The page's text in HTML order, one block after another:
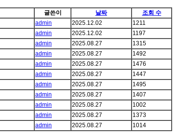
글쓴이 날짜
조회 수
admin 2025.12.02
1211
admin 2025.12.02
1197
admin 2025.08.27
1315
admin 2025.08.27
1492
admin 2025.08.27
1476
admin 2025.08.27
1447
admin 2025.08.27
1495
admin 2025.08.27
1407
admin 2025.08.27
1002
admin 2025.08.27
1373
admin 2025.08.27 1014